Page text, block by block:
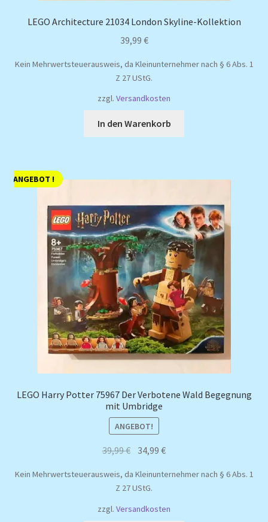
LEGO Architecture 21034 London Skyline-Kollektion
39,99 €
Kein Mehrwertsteuerausweis, da Kleinunternehmer nach § 6 Abs. 1
Z 27 UStG.
zzgl. Versandkosten
In den Warenkorb
ANGEBOT !
LEGO Harry Potter 75967 Der Verbotene Wald Begegnung
mit Umbridge
ANGEBOT!
39,99€ Ursprünglicher
war:
39,99 €
34,99€Aktueller
ist:
Kein Mehrwertsteuerausweis, da Kleinunternehmer nach § 6 Abs. 1
Z 27 UStG.
zzgl. Versandkosten